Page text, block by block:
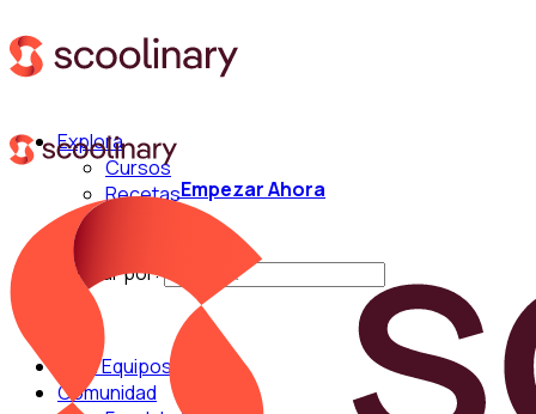
Explora
Cursos
Recetas
Buscar por:
Para Equipos
Comunidad
Empezar Ahora